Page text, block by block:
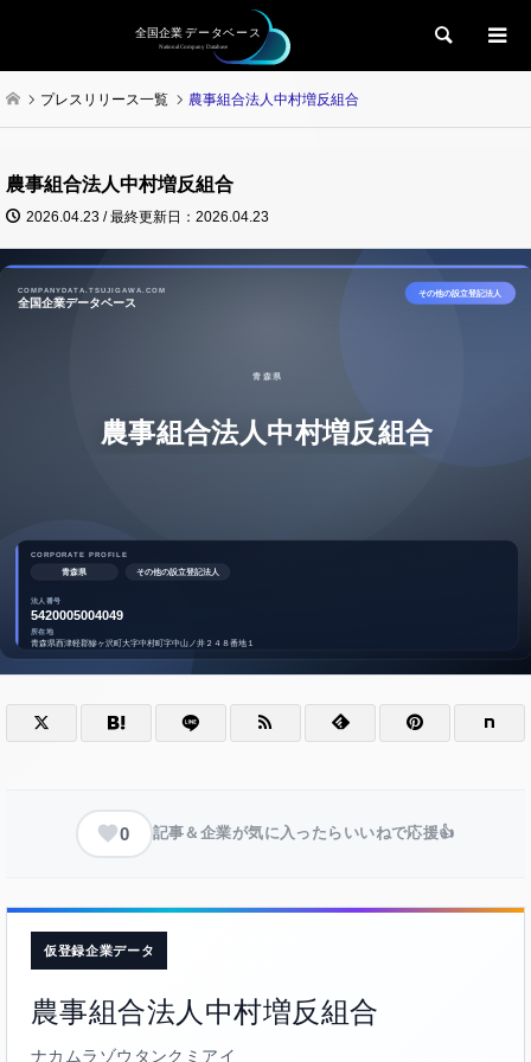
検索
プレスリリース一覧 農事組合法人中村増反組合
農事組合法人中村増反組合
2026.04.23 / 最終更新日：2026.04.23
0 記事＆企業が気に入ったらいいねで応援👍
仮登録企業データ
農事組合法人中村増反組合
ナカムラゾウタンクミアイ